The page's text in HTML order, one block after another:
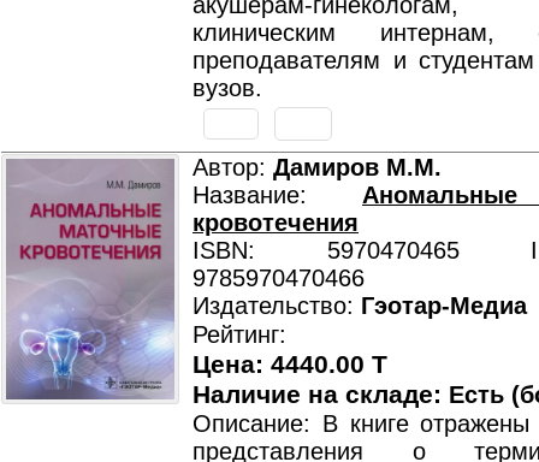
клиническим интернам,
преподавателям и
вузов.
Автор: Дамиров М.М.
Название:
кровотечения
ISBN: 5970470465
9785970470466
Издательство: Гэотар-Медиа
Рейтинг:
Цена: 4440.00 T
Наличие на складе: Есть
Описание: В книге
представления о